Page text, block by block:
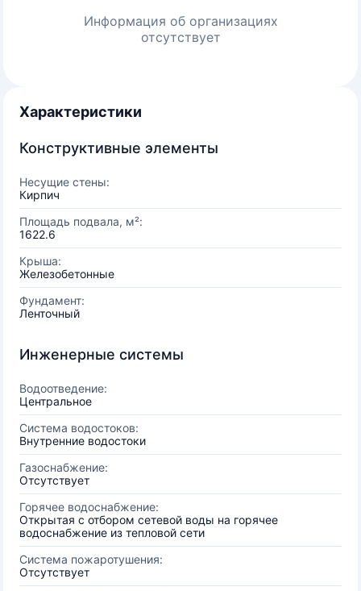
Информация об организациях
отсутствует
Характеристики
Конструктивные элементы
Несущие стены:
Кирпич
Площадь подвала, м²:
1622.6
Крыша:
Железобетонные
Фундамент:
Ленточный
Инженерные системы
Водоотведение:
Центральное
Система водостоков:
Внутренние водостоки
Газоснабжение:
Отсутствует
Горячее водоснабжение:
Открытая с отбором сетевой воды на горячее
водоснабжение из тепловой сети
Система пожаротушения:
Отсутствует